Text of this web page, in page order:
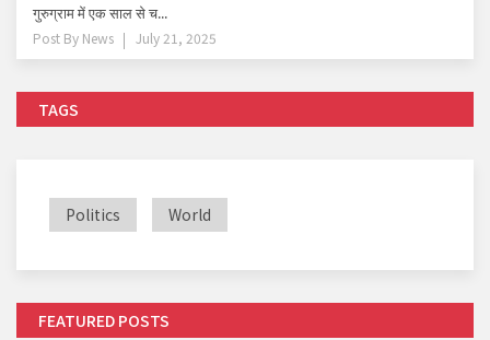
गुरुग्राम में एक साल से च...
Post By News July 21, 2025
TAGS
Politics World
FEATURED POSTS